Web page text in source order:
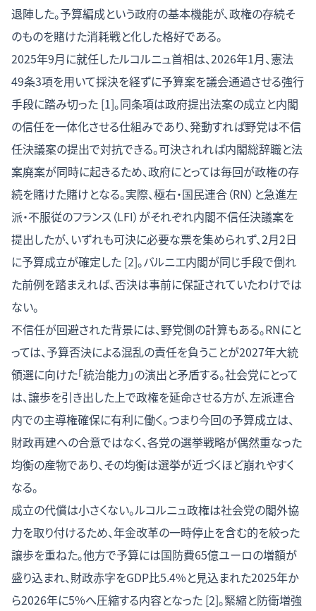
退陣した。予算編成という政府の基本機能が、政権の存続そ
のものを賭けた消耗戦と化した格好である。
2025年9月に就任したルコルニュ首相は、2026年1月、憲法
49条3項を用いて採決を経ずに予算案を議会通過させる強行
手段に踏み切った [1]。同条項は政府提出法案の成立と内閣
の信任を一体化させる仕組みであり、発動すれば野党は不信
任決議案の提出で対抗できる。可決されれば内閣総辞職と法
案廃案が同時に起きるため、政府にとっては毎回が政権の存
続を賭けた賭けとなる。実際、極右・国民連合（RN）と急進左
派・不服従のフランス（LFI）がそれぞれ内閣不信任決議案を
提出したが、いずれも可決に必要な票を集められず、2月2日
に予算成立が確定した [2]。バルニエ内閣が同じ手段で倒れ
た前例を踏まえれば、否決は事前に保証されていたわけでは
ない。
不信任が回避された背景には、野党側の計算もある。RNにと
っては、予算否決による混乱の責任を負うことが2027年大統
領選に向けた「統治能力」の演出と矛盾する。社会党にとって
は、譲歩を引き出した上で政権を延命させる方が、左派連合
内での主導権確保に有利に働く。つまり今回の予算成立は、
財政再建への合意ではなく、各党の選挙戦略が偶然重なった
均衡の産物であり、その均衡は選挙が近づくほど崩れやすく
なる。
成立の代償は小さくない。ルコルニュ政権は社会党の閣外協
力を取り付けるため、年金改革の一時停止を含む的を絞った
譲歩を重ねた。他方で予算には国防費65億ユーロの増額が
盛り込まれ、財政赤字をGDP比5.4%と見込まれた2025年か
ら2026年に5%へ圧縮する内容となった [2]。緊縮と防衛増強